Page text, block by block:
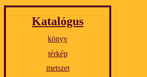
Katalógus
könyv
térkép
metszet